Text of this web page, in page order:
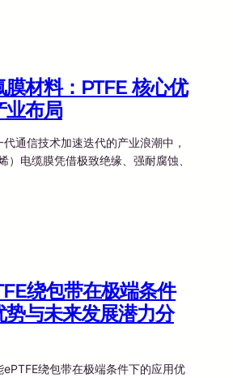
材料：PTFE 核心优
业布局
通信技术加速迭代的产业浪潮中，
）电缆膜凭借极致绝缘、强耐腐蚀、
绕包带在极端条件
势与未来发展潜力分
绕包带在极端条件下的应用优